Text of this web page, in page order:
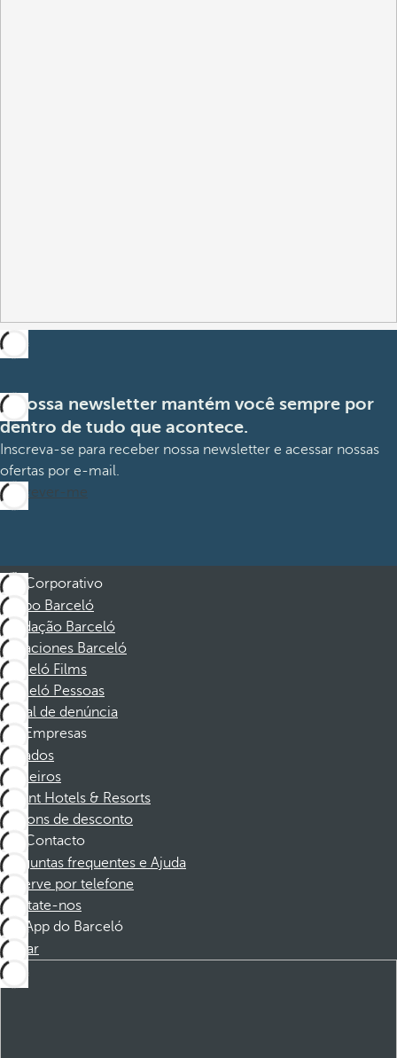
A nossa newsletter mantém você sempre por
dentro de tudo que acontece.
Inscreva-se para receber nossa newsletter e acessar nossas
ofertas por e-mail.
Inscrever-me
Corporativo
Grupo Barceló
Fundação Barceló
Vacaciones Barceló
Barceló Films
Barceló Pessoas
Canal de denúncia
Empresas
Afiliados
Parceiros
Dorint Hotels & Resorts
Cupons de desconto
Contacto
Perguntas frequentes e Ajuda
Reserve por telefone
Contate-nos
App do Barceló
Baixar